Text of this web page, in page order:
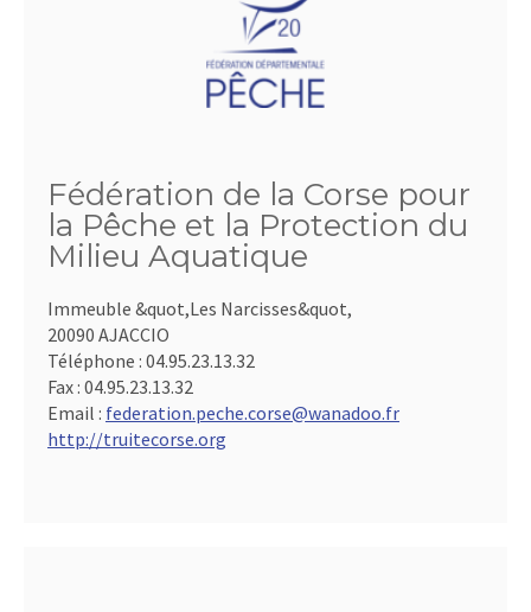
Fédération de la Corse pour
la Pêche et la Protection du
Milieu Aquatique
Immeuble &quot,Les Narcisses&quot,
20090 AJACCIO
Téléphone : 04.95.23.13.32
Fax : 04.95.23.13.32
Email : federation.peche.corse@wanadoo.fr
http://truitecorse.org